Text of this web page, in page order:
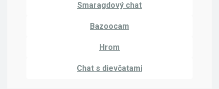
Smaragdový chat
Bazoocam
Hrom
Chat s dievčatami